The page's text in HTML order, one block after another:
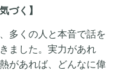
づく】
多くの人と本音で話を
ました。実力があれ
があれば、どんなに偉